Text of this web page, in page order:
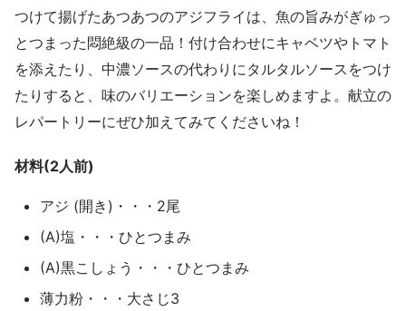
つけて揚げたあつあつのアジフライは、魚の旨みがぎゅっ
とつまった悶絶級の一品！付け合わせにキャベツやトマト
を添えたり、中濃ソースの代わりにタルタルソースをつけ
たりすると、味のバリエーションを楽しめますよ。献立の
レパートリーにぜひ加えてみてくださいね！
材料(2人前)
アジ (開き)・・・2尾
(A)塩・・・ひとつまみ
(A)黒こしょう・・・ひとつまみ
薄力粉・・・大さじ3